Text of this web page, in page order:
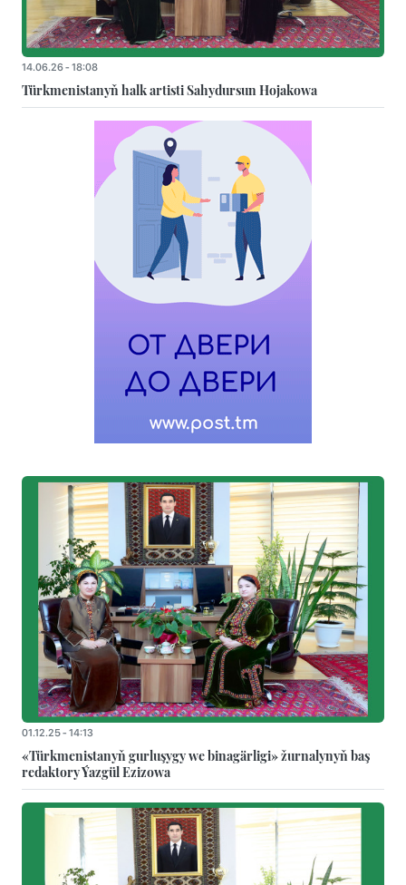
14.06.26 - 18:08
Türkmenistanyň halk artisti Sahydursun Hojakowa
01.12.25 - 14:13
«Türkmenistanyň gurluşygy we binagärligi» žurnalynyň baş
redaktory Ýazgül Ezizowa